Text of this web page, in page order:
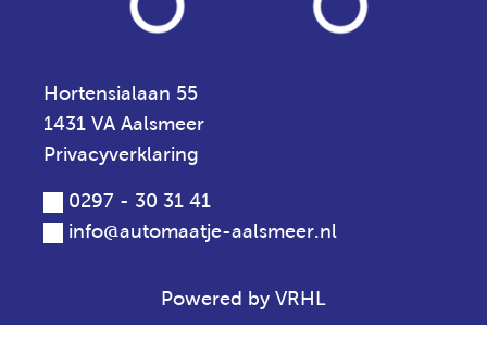
Hortensialaan 55
1431 VA Aalsmeer
Privacyverklaring
0297 - 30 31 41
info@automaatje-aalsmeer.nl
Powered by VRHL